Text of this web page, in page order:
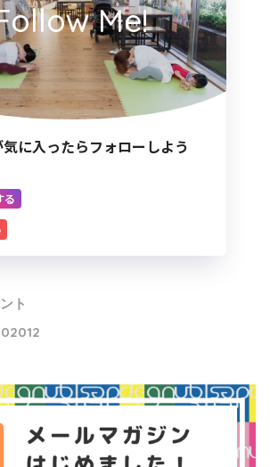
Me!
に入ったらフォローしよう
る
ト